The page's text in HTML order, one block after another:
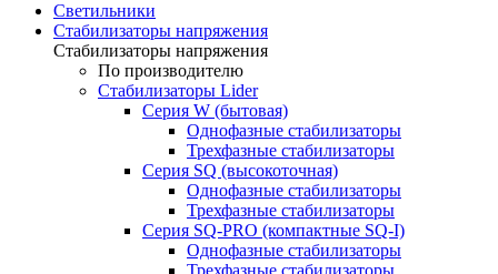
Светильники
Стабилизаторы напряжения
Стабилизаторы напряжения
По производителю
Стабилизаторы Lider
Cерия W (бытовая)
Однофазные стабилизаторы
Трехфазные стабилизаторы
Серия SQ (высокоточная)
Однофазные стабилизаторы
Трехфазные стабилизаторы
Cерия SQ-PRO (компактные SQ-I)
Однофазные стабилизаторы
Трехфазные стабилизаторы